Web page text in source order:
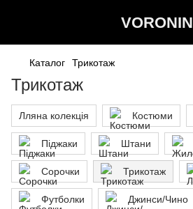
VORONIN
Каталог Трикотаж
Трикотаж
Лляна колекція Костюми
Піджаки Штани
Сорочки Трикотаж
Футболки Джинси/Чино